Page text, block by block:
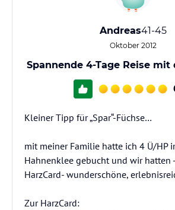
Andreas41-45
Oktober 2012
Spannende 4-Tage Reise mit
Kleiner Tipp für „Spar“-Füchse…
mit meiner Familie hatte ich 4 Ü/HP
Hahnenklee gebucht und wir hatten
HarzCard- wunderschöne,
Zur HarzCard: